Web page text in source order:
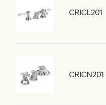
CRICL201
CRICN201